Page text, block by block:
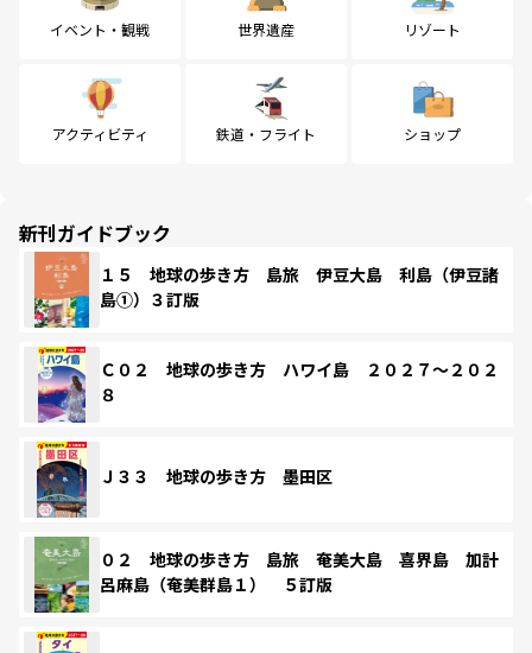
イベント・観戦 世界遺産 リゾート
アクティビティ 鉄道・フライト ショップ
新刊ガイドブック
１５ 地球の歩き方 島旅 伊豆大島 利島（伊豆諸
島①）３訂版
Ｃ０２ 地球の歩き方 ハワイ島 ２０２７～２０２
８
Ｊ３３ 地球の歩き方 墨田区
０２ 地球の歩き方 島旅 奄美大島 喜界島 加計
呂麻島（奄美群島１） ５訂版